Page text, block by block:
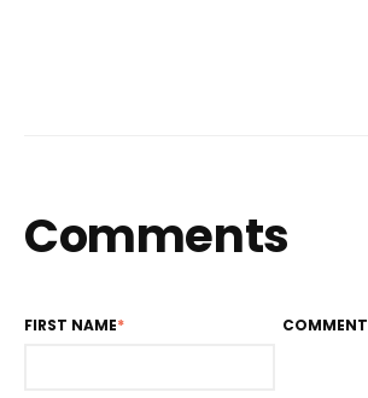
Comments
FIRST NAME* COMMENT